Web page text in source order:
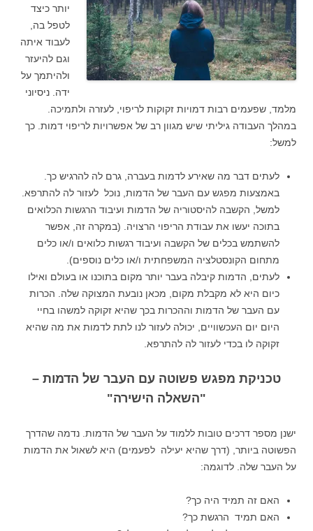
יותר כיצד
לטפל בה,
לעבוד איתה
וגם להיעזר
ולהיתמך על
ידה. ניסיוני
מלמד, שפעמים רבות דמויות זקוקות לריפוי, לעזרה ולתמיכה.
במהלך העבודה גיליתי שיש מגוון רב של אפשרויות לריפוי דמות. כך
למשל:
לעתים דבר מה שאירע לדמות בעברה, גרם לה להרגיש כך.
באמצעות מפגש עם העבר של הדמות, נוכל לעזור לה להתרפא.
למשל, הקשבה להיסטוריה של הדמות ועיבוד הרגשות הכלואים
בתוכה יעשו את עבודת הריפוי הרצויה. (במקרה זה, אפשר
להשתמש בכלים של הקשבה ועיבוד רגשות כלואים ו/או כלים
מתחום הקונסטלציה המשפחתית ו/או כלים נוספים).
לעתים, הדמות קיבלה בעבר יותר מקום בתוכנו או בעולם ואילו
כיום היא לא מקבלת מקום, מכאן נובעת המצוקה שלה. הכרות
עם העבר של הדמות וההכרות בכך שהיא זקוקה למשהו בחיי
היום יום העכשוויים, יכולה לעזור לנו לתת לדמות את מה שהיא
זקוקה לו בכדי לעזור לה להתרפא.
טכניקת מפגש פשוטה עם העבר של הדמות –
"השאלה הישירה"
ישנן מספר דרכים טובות ללמוד על העבר של הדמות. נדמה שהדרך
הפשוטה ביותר, (דרך שהיא יעילה לפעמים) היא לשאול את הדמות
על העבר שלה. לדוגמה:
האם זה תמיד היה כך?
האם תמיד הרגשת כך?